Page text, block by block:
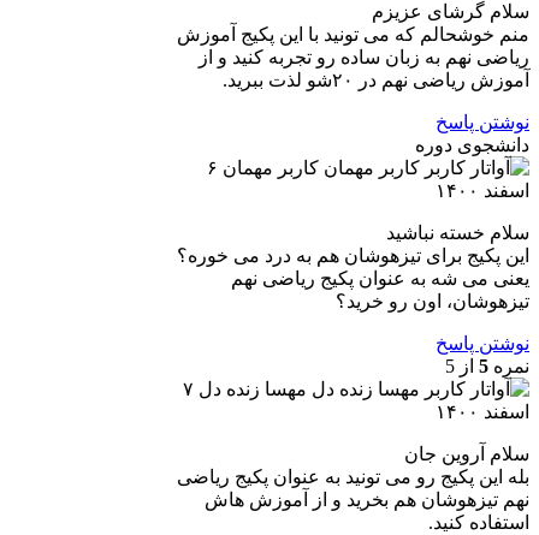
سلام گرشای عزیزم
منم خوشحالم که می تونید با این پکیج آموزش
ریاضی نهم به زبان ساده رو تجربه کنید و از
آموزش ریاضی نهم در ۲۰شو لذت ببرید.
نوشتن پاسخ
دانشجوی دوره
کاربر مهمان ۶
اسفند ۱۴۰۰
سلام خسته نباشید
این پکیج برای تیزهوشان هم به درد می خوره؟
یعنی می شه به عنوان پکیج ریاضی نهم
تیزهوشان، اون رو خرید؟
نوشتن پاسخ
نمره 5 از 5
مهسا زنده دل ۷
اسفند ۱۴۰۰
سلام آروین جان
بله این پکیج رو می تونید به عنوان پکیج ریاضی
نهم تیزهوشان هم بخرید و از آموزش هاش
استفاده کنید.